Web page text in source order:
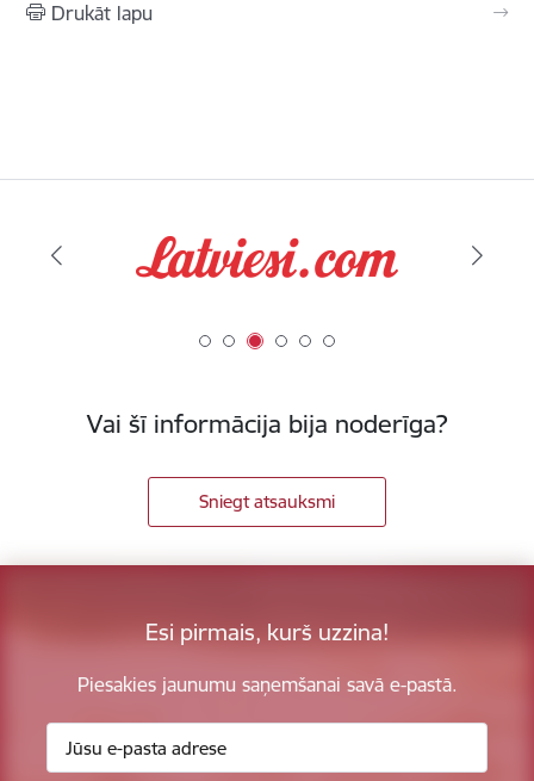
Drukāt lapu
Vai šī informācija bija noderīga?
Sniegt atsauksmi
Esi pirmais, kurš uzzina!
Piesakies jaunumu saņemšanai savā e-pastā.